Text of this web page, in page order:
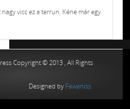
vicc ez a terrun. Kéne már egy
Copyright © 2013 , All Rights
Designed by Fawaniss